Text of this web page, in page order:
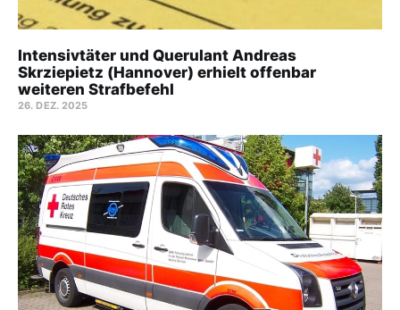
Intensivtäter und Querulant Andreas
Skrziepietz (Hannover) erhielt offenbar
weiteren Strafbefehl
26. DEZ. 2025